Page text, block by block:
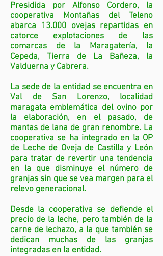
Presidida por Alfonso Cordero, la
cooperativa Montañas del Teleno
abarca 13.000 ovejas repartidas en
catorce explotaciones de las
comarcas de la Maragatería, la
Cepeda, Tierra de La Bañeza, la
Valduerna y Cabrera.
La sede de la entidad se encuentra en
Val de San Lorenzo, localidad
maragata emblemática del ovino por
la elaboración, en el pasado, de
mantas de lana de gran renombre. La
cooperativa se ha integrado en la OP
de Leche de Oveja de Castilla y León
para tratar de revertir una tendencia
en la que disminuye el número de
granjas sin que se vea margen para el
relevo generacional.
Desde la cooperativa se defiende el
precio de la leche, pero también de la
carne de lechazo, a la que también se
dedican muchas de las granjas
integradas en la entidad.